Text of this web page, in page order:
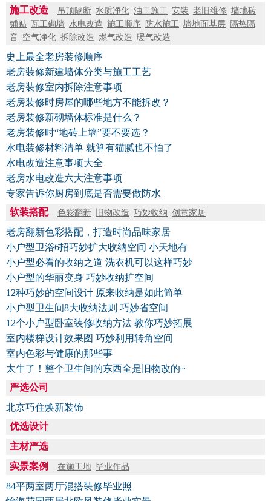
施工改造
吊顶隔断 水质净化 油工施工 安装 老旧维修 墙地砖
铺贴 瓦工砌墙 水电改造 施工顺序 防水施工 墙地面基层 隔热隔
音 空气净化 拆除改造 燃气改造 暖气改造
史上最全老房装修顺序
老房装修新建墙体分类与施工工艺
老房装修室内拆除注意事项
老房装修时房屋的哪些地方不能拆改？
老房装修新砌墙体标准是什么？
老房装修时“地砖上墙”要不要选？
水电装修材料清单 就算有猫腻也不怕了
水电改造注意事项大全
老房水电改造六大注意事项
专家告诉你厨房到底是否需要做防水
软装搭配
色彩翻新 旧物改造 巧妙收纳 创意家居
老房翻新色彩搭配，打造时尚品味家居
小户型卫浴6招巧妙扩大收纳空间 小天地有
小户型必看的收纳之道 洗衣机可以这样巧妙
小户型的华丽变身 巧妙收纳扩空间
12种巧妙的空间设计 原来收纳是如此简单
小户型卫生间8大收纳法则 巧妙省空间
12个小户型卧室装修收纳方法 教你巧妙拓展
室内楼梯设计效果图 巧妙利用转角空间
室内色彩与健康的那些事
太牛了！整个卫生间的东西全是旧物改的~
严选公司
北京巧住焕新装饰
优选设计
主材严选
实景案例
在施工地 毕业作品
84平两室两厅混搭装修毕业照